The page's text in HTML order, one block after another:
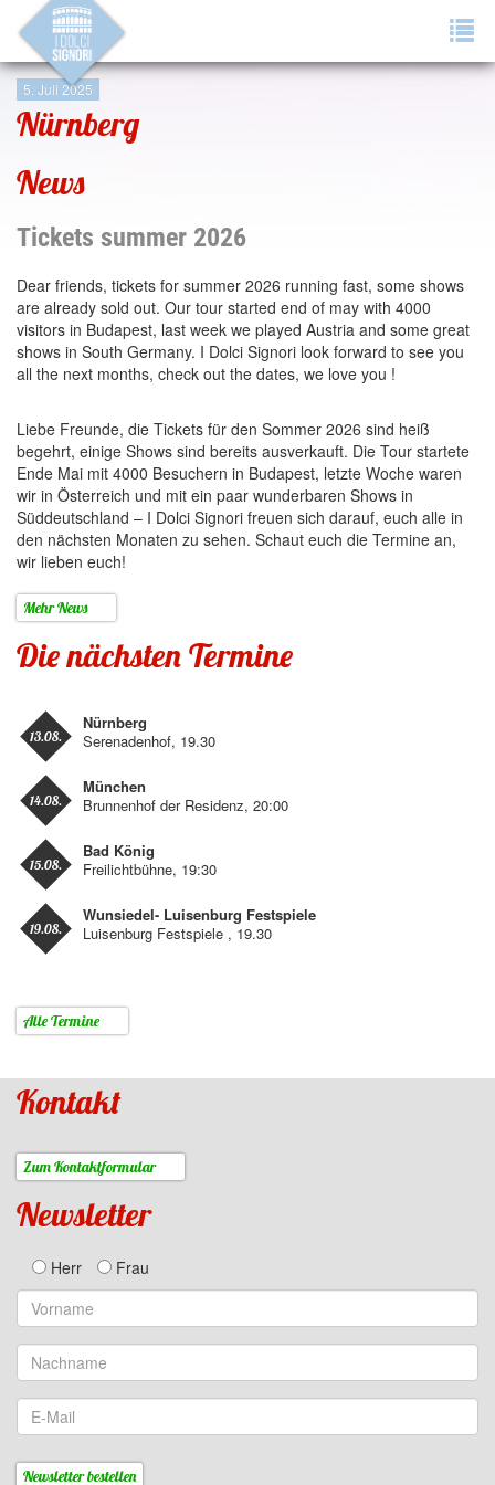
5. Juli 2025
Nürnberg
News
Tickets summer 2026
Dear friends, tickets for summer 2026 running fast, some shows
are already sold out. Our tour started end of may with 4000
visitors in Budapest, last week we played Austria and some great
shows in South Germany. I Dolci Signori look forward to see you
all the next months, check out the dates, we love you !
Liebe Freunde, die Tickets für den Sommer 2026 sind heiß
begehrt, einige Shows sind bereits ausverkauft. Die Tour startete
Ende Mai mit 4000 Besuchern in Budapest, letzte Woche waren
wir in Österreich und mit ein paar wunderbaren Shows in
Süddeutschland – I Dolci Signori freuen sich darauf, euch alle in
den nächsten Monaten zu sehen. Schaut euch die Termine an,
wir lieben euch!
Mehr News
Die nächsten Termine
Nürnberg
Serenadenhof, 19.30
13.08.
München
Brunnenhof der Residenz, 20:00
14.08.
Bad König
Freilichtbühne, 19:30
15.08.
Wunsiedel- Luisenburg Festspiele
Luisenburg Festspiele , 19.30
19.08.
Alle Termine
Kontakt
Zum Kontaktformular
Newsletter
Herr Frau